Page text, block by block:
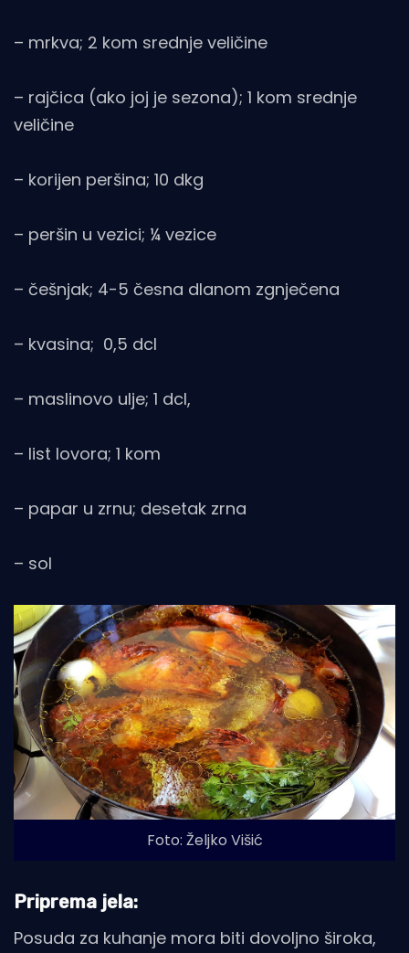
– mrkva; 2 kom srednje veličine
– rajčica (ako joj je sezona); 1 kom srednje
veličine
– korijen peršina; 10 dkg
– peršin u vezici; ¼ vezice
– češnjak; 4-5 česna dlanom zgnječena
– kvasina; 0,5 dcl
– maslinovo ulje; 1 dcl,
– list lovora; 1 kom
– papar u zrnu; desetak zrna
– sol
Foto: Željko Višić
Priprema jela:
Posuda za kuhanje mora biti dovoljno široka,